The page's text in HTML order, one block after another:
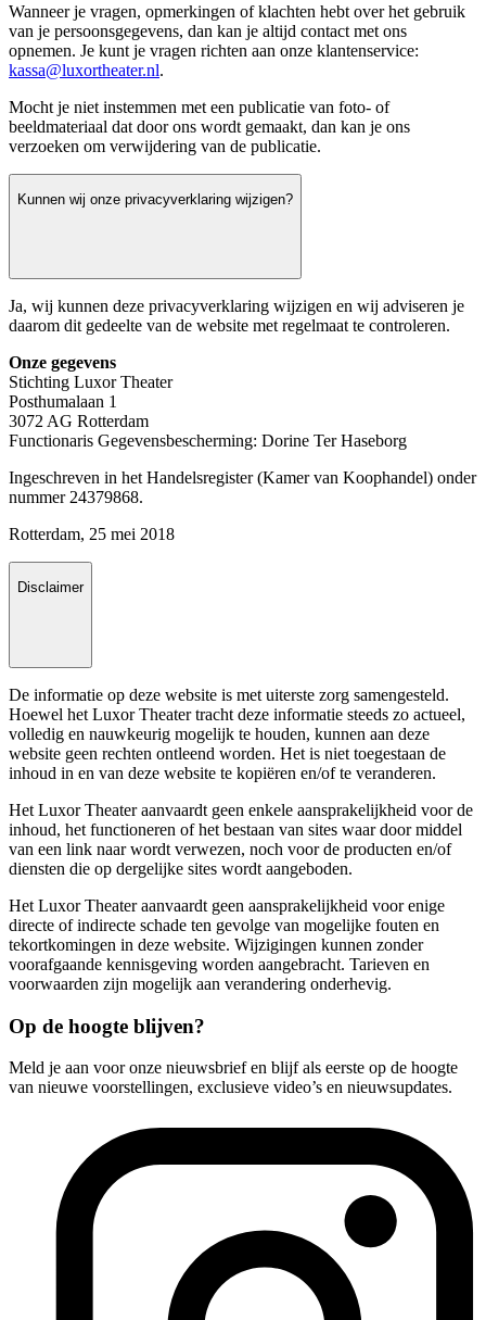
Wanneer je vragen, opmerkingen of klachten hebt over het gebruik
van je persoonsgegevens, dan kan je altijd contact met ons
opnemen. Je kunt je vragen richten aan onze klantenservice:
kassa@luxortheater.nl.
Mocht je niet instemmen met een publicatie van foto- of
beeldmateriaal dat door ons wordt gemaakt, dan kan je ons
verzoeken om verwijdering van de publicatie.
Kunnen wij onze privacyverklaring wijzigen?
Ja, wij kunnen deze privacyverklaring wijzigen en wij adviseren je
daarom dit gedeelte van de website met regelmaat te controleren.
Onze gegevens
Stichting Luxor Theater
Posthumalaan 1
3072 AG Rotterdam
Functionaris Gegevensbescherming: Dorine Ter Haseborg
Ingeschreven in het Handelsregister (Kamer van Koophandel) onder
nummer 24379868.
Rotterdam, 25 mei 2018
Disclaimer
De informatie op deze website is met uiterste zorg samengesteld.
Hoewel het Luxor Theater tracht deze informatie steeds zo actueel,
volledig en nauwkeurig mogelijk te houden, kunnen aan deze
website geen rechten ontleend worden. Het is niet toegestaan de
inhoud in en van deze website te kopiëren en/of te veranderen.
Het Luxor Theater aanvaardt geen enkele aansprakelijkheid voor de
inhoud, het functioneren of het bestaan van sites waar door middel
van een link naar wordt verwezen, noch voor de producten en/of
diensten die op dergelijke sites wordt aangeboden.
Het Luxor Theater aanvaardt geen aansprakelijkheid voor enige
directe of indirecte schade ten gevolge van mogelijke fouten en
tekortkomingen in deze website. Wijzigingen kunnen zonder
voorafgaande kennisgeving worden aangebracht. Tarieven en
voorwaarden zijn mogelijk aan verandering onderhevig.
Op de hoogte blijven?
Meld je aan voor onze nieuwsbrief en blijf als eerste op de hoogte
van nieuwe voorstellingen, exclusieve video’s en nieuwsupdates.